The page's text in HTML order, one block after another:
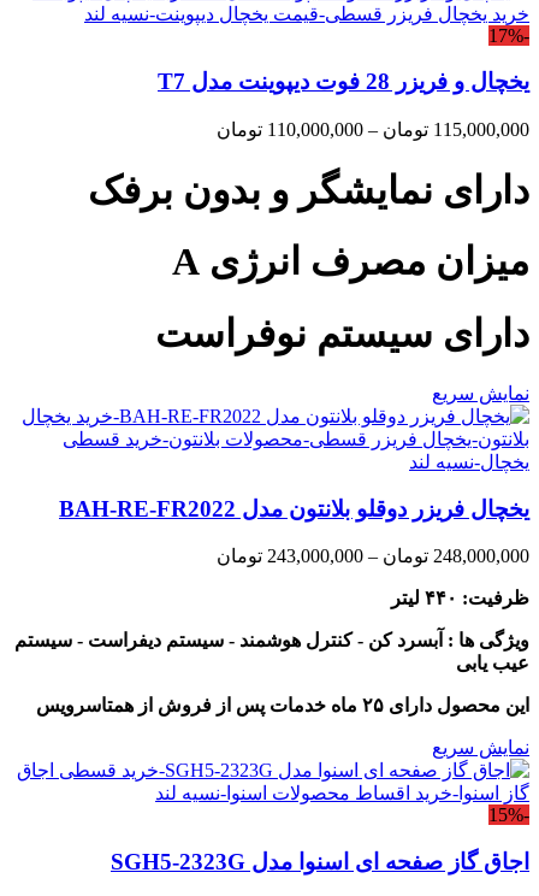
-17%
یخچال و فریزر 28 فوت دیپوینت مدل T7
115,000,000 تومان –
110,000,000 تومان
110,000,000 تومان
through
115,000,000 تومان
دارای نمایشگر و بدون برفک
میزان مصرف انرژی A
دارای سیستم نوفراست
نمایش سریع
یخچال فریزر دوقلو بلانتون مدل BAH-RE-FR2022
248,000,000 تومان –
243,000,000 تومان
248,000,000 تومان
ظرفیت: ۴۴۰ لیتر
ویژگی ها : آبسرد کن - کنترل هوشمند - سیستم دیفراست - سیستم
عیب یابی
این محصول دارای ۲۵ ماه خدمات پس از فروش از همتاسرویس
نمایش سریع
-15%
اجاق گاز صفحه ای اسنوا مدل SGH5-2323G